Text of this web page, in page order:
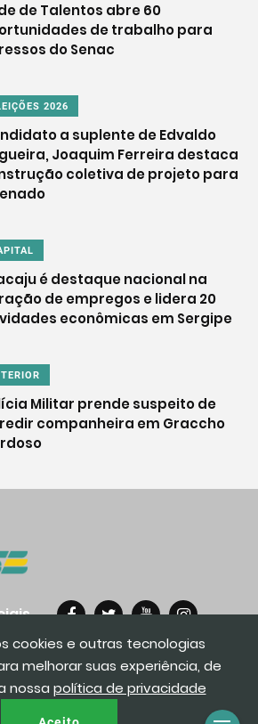
de Talentos abre 60
de trabalho para
do Senac
2026
a suplente de Edvaldo
Joaquim Ferreira destaca
coletiva de projeto para
é destaque nacional na
de empregos e lidera 20
econômicas em Sergipe
Militar prende suspeito de
companheira em Graccho
cookies e outras tecnologias
melhorar suas experiência, de
nossa política de privacidade